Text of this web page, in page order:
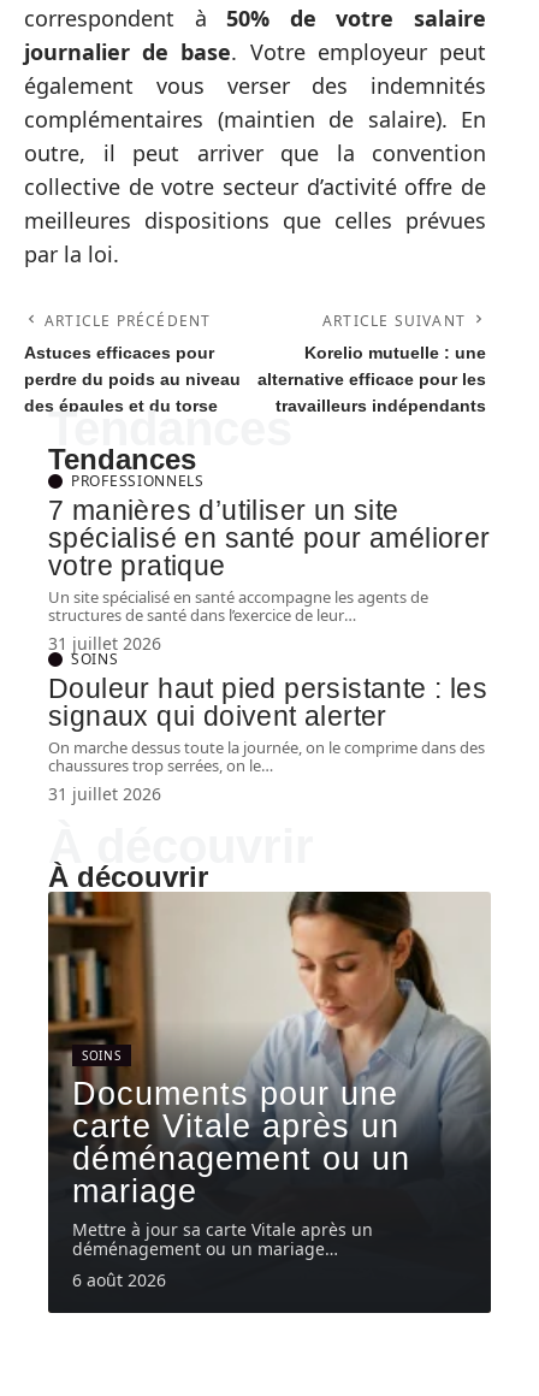
correspondent à50% de votre salaire
journalier de base. Votre employeur peut
également vous verser des indemnités
complémentaires (maintien de salaire). En
outre, il peut arriver que la convention
collective de votre secteur d’activité offre de
meilleures dispositions que celles prévues
par la loi.
ARTICLE PRÉCÉDENT
Astuces efficaces pour
perdre du poids au niveau
des épaules et du torse
ARTICLE SUIVANT
Korelio mutuelle : une
alternative efficace pour les
travailleurs indépendants
Tendances
Tendances
PROFESSIONNELS
7 manières d’utiliser un site
spécialisé en santé pour améliorer
votre pratique
Un site spécialisé en santé accompagne les agents de
structures de santé dans l’exercice de leur…
31 juillet 2026
SOINS
Douleur haut pied persistante : les
signaux qui doivent alerter
On marche dessus toute la journée, on le comprime dans des
chaussures trop serrées, on le…
31 juillet 2026
À découvrir
SOINS
Documents pour une
carte Vitale après un
déménagement ou un
mariage
Mettre à jour sa carte Vitale après un
déménagement ou un mariage…
6 août 2026